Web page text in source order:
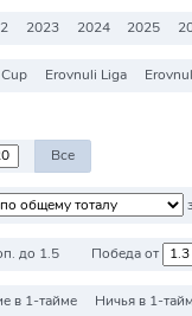
2023 2024 2025
Erovnuli Liga
Все
до 1.5 Победа от
в 1-тайме Ничья в 1-